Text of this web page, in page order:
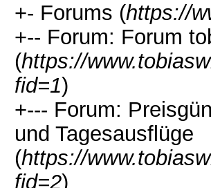
+- Forums (https://
+-- Forum: Forum
(https://
fid=1)
+--- Forum:
und Tagesausflüge
(https://
fid=2)